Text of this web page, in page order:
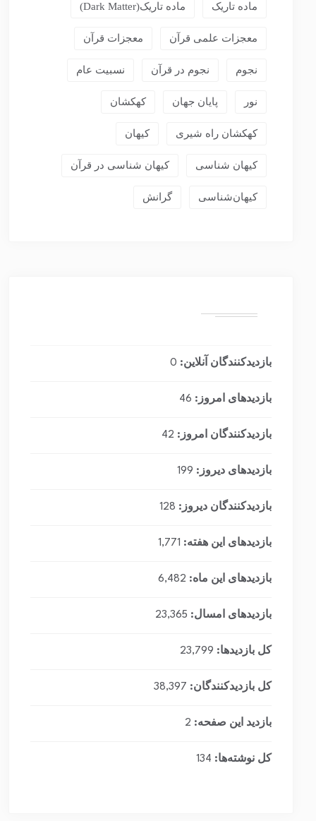
ماده تاریک ماده تاریک(dark Matter)
معجزات علمی قرآن معجزات قرآن
نجوم نجوم در قرآن نسبیت عام
نور پایان جهان کهکشان
کهکشان راه شیری کیهان
کیهان شناسی کیهان شناسی در قرآن
کیهان‌شناسی گرانش
بازدیدکنندگان آنلاین: 0
بازدیدهای امروز: 46
بازدیدکنندگان امروز: 42
بازدیدهای دیروز: 199
بازدیدکنندگان دیروز: 128
بازدیدهای این هفته: 1,771
بازدیدهای این ماه: 6,482
بازدیدهای امسال: 23,365
کل بازدیدها: 23,799
کل بازدیدکنند‌گان: 38,397
بازدید این صفحه: 2
کل نوشته‌ها: 134